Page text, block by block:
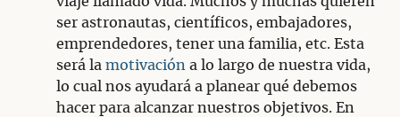
ser astronautas, científicos, embajadores,
emprendedores, tener una familia, etc. Esta
será la motivación a lo largo de nuestra vida,
lo cual nos ayudará a planear qué debemos
hacer para alcanzar nuestros objetivos. En